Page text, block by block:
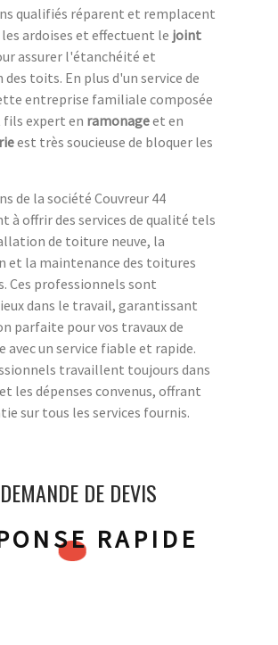
qualifiés réparent et remplacent
ardoises et effectuent le joint
assurer l'étanchéité et
toits. En plus d'un service de
entreprise familiale composée
fils expert en ramonageet en
est très soucieuse de bloquer les
de la société Couvreur 44
à offrir des services de qualité tels
de toiture neuve, la
et la maintenance des toitures
Ces professionnels sont
dans le travail, garantissant
parfaite pour vos travaux de
avec un service fiable et rapide.
travaillent toujours dans
les dépenses convenus, offrant
sur tous les services fournis.
DEMANDE DE DEVIS
RAPIDE